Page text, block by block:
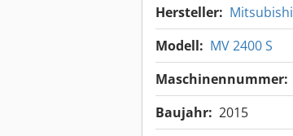
Hersteller: Mitsubishi
Modell: MV 2400 S
Maschinennummer:
Baujahr: 2015